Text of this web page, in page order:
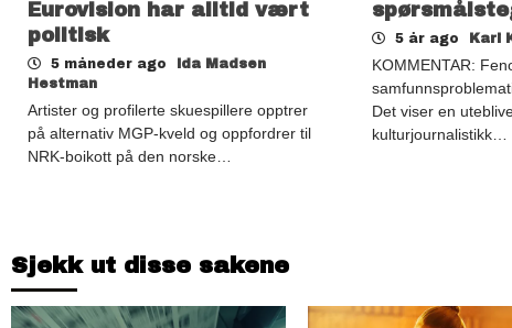
Eurovision har alltid vært
politisk
5 måneder ago
Ida Madsen
Hestman
Artister og profilerte skuespillere opptrer
på alternativ MGP-kveld og oppfordrer til
NRK-boikott på den norske…
5 år ago Kari
KOMMENTAR:
Det viser en
kulturjournalistikk…
Sjekk ut disse sakene